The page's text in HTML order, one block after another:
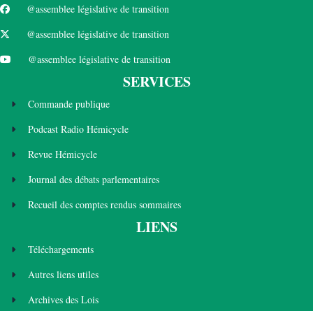
@assemblee législative de transition
@assemblee législative de transition
@assemblee législative de transition
SERVICES
Commande publique
Podcast Radio Hémicycle
Revue Hémicycle
Journal des débats parlementaires
Recueil des comptes rendus sommaires
LIENS
Téléchargements
Autres liens utiles
Archives des Lois